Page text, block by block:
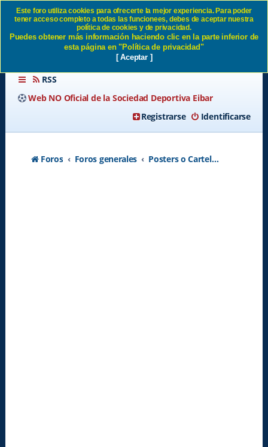
Posters o Carteles del Eibar
SD Eibar
RSS
Web NO Oficial de la Sociedad Deportiva Eibar
Identificarse
Registrarse
Foros Foros generales Posters o Carteles del Eibar
Este foro utiliza cookies para ofrecerte la mejor experiencia. Para poder
tener acceso completo a todas las funcionees, debes de aceptar nuestra
política de cookies y de privacidad.
Puedes obtener más información haciendo clic en la parte inferior de
esta página en "Política de privacidad"
[ Aceptar ]